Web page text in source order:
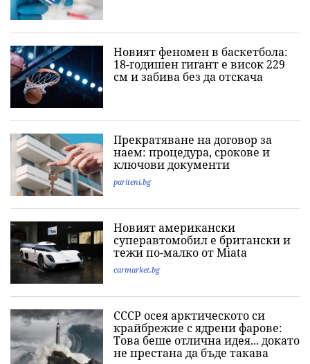
Новият феномен в баскетбола:
18-годишен гигант е висок 229
см и забива без да отскача
Прекратяване на договор за
наем: процедура, срокове и
ключови документи
pariteni.bg
Новият американски
суперавтомобил е британски и
тежи по-малко от Miata
carmarket.bg
СССР осея арктическото си
крайбрежие с ядрени фарове:
Това беше отлична идея... докато
не престана да бъде такава